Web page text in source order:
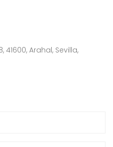
41600, Arahal, Sevilla,